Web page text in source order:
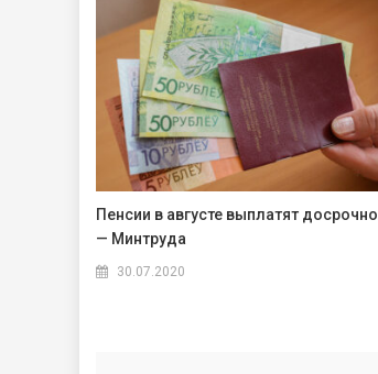
Пенсии в августе выплатят досрочно
— Минтруда
30.07.2020